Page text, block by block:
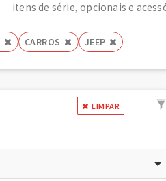
itens de série, opcionais e
CARROS JEEP
LIMPAR